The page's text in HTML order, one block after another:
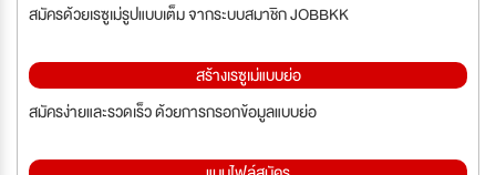
สมัครด้วยเรซูเม่รูปแบบเต็ม จากระบบสมาชิก JOBBKK
สร้างเรซูเม่แบบย่อ
สมัครง่ายและรวดเร็ว ด้วยการกรอกข้อมูลแบบย่อ